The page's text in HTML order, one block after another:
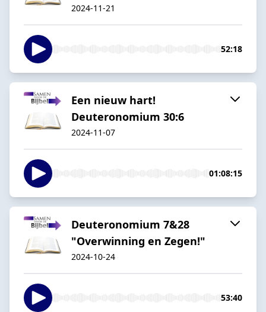
2024-11-21
52:18
Een nieuw hart!
Deuteronomium 30:6
2024-11-07
01:08:15
Deuteronomium 7&28
"Overwinning en Zegen!"
2024-10-24
53:40